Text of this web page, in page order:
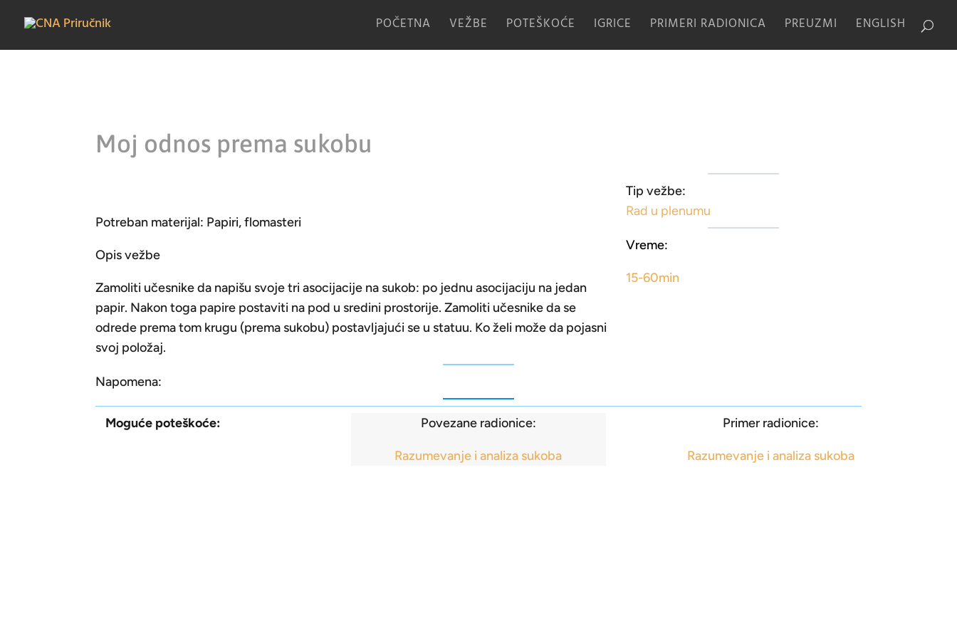
POČETNA VEŽBE POTEŠKOĆE IGRICE PRIMERI RADIONICA PREUZMI ENGLISH
Moj odnos prema sukobu
Potreban materijal: Papiri, flomasteri
Opis vežbe
Zamoliti učesnike da napišu svoje tri asocijacije na sukob: po jednu asocijaciju na jedan
papir. Nakon toga papire postaviti na pod u sredini prostorije. Zamoliti učesnike da se
odrede prema tom krugu (prema sukobu) postavljajući se u statuu. Ko želi može da pojasni
svoj položaj.
Tip vežbe:
Rad u plenumu
Vreme:
15-60min
Napomena:
Moguće poteškoće: Povezane radionice:
Razumevanje i analiza sukoba
Primer radionice:
Razumevanje i analiza sukoba